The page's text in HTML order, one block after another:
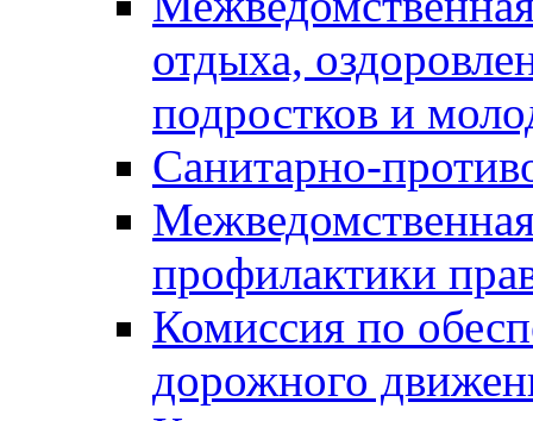
отдыха,
подростков и
Санитарно-
профилактики
Комиссия по
дорожного